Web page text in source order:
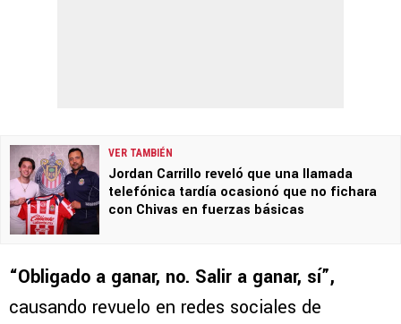
VER TAMBIÉN
Jordan Carrillo reveló que una llamada
telefónica tardía ocasionó que no fichara
con Chivas en fuerzas básicas
“Obligado a ganar, no. Salir a ganar, sí”,
causando revuelo en redes sociales de